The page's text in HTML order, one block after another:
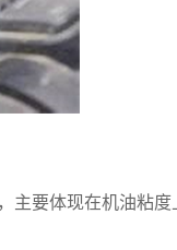
主要体现在机油粘度